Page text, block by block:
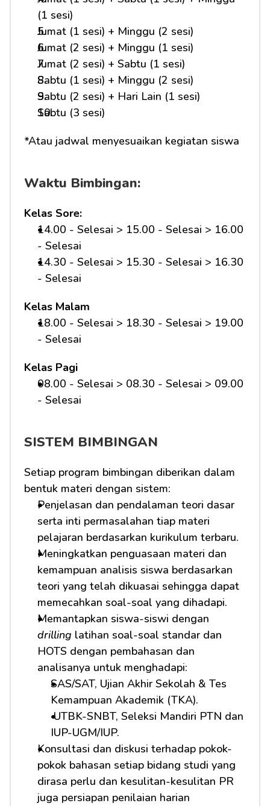
(1 sesi)
Jumat (1 sesi) + Minggu (2 sesi)
Jumat (2 sesi) + Minggu (1 sesi)
Jumat (2 sesi) + Sabtu (1 sesi)
Sabtu (1 sesi) + Minggu (2 sesi)
Sabtu (2 sesi) + Hari Lain (1 sesi)
Sabtu (3 sesi)
*Atau jadwal menyesuaikan kegiatan siswa
Waktu Bimbingan:
Kelas Sore:
14.00 - Selesai > 15.00 - Selesai > 16.00
- Selesai
14.30 - Selesai > 15.30 - Selesai > 16.30
- Selesai
Kelas Malam
18.00 - Selesai > 18.30 - Selesai > 19.00
- Selesai
Kelas Pagi
08.00 - Selesai > 08.30 - Selesai > 09.00
- Selesai
SISTEM BIMBINGAN
Setiap program bimbingan diberikan dalam
bentuk materi dengan sistem:
Penjelasan dan pendalaman teori dasar
serta inti permasalahan tiap materi
pelajaran berdasarkan kurikulum terbaru.
Meningkatkan penguasaan materi dan
kemampuan analisis siswa berdasarkan
teori yang telah dikuasai sehingga dapat
memecahkan soal-soal yang dihadapi.
drilling latihan soal-soal standar dan
HOTS dengan pembahasan dan
analisanya untuk menghadapi:
SAS/SAT, Ujian Akhir Sekolah & Tes
Kemampuan Akademik (TKA).
UTBK-SNBT, Seleksi Mandiri PTN dan
IUP-UGM/IUP.
Konsultasi dan diskusi terhadap pokok-
pokok bahasan setiap bidang studi yang
dirasa perlu dan kesulitan-kesulitan PR
juga persiapan penilaian harian